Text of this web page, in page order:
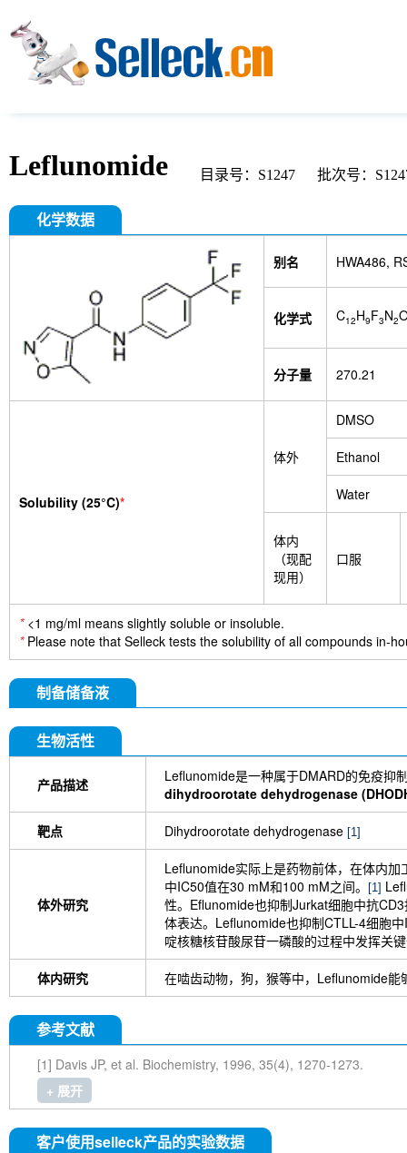
Leflunomide 目录号：S1247 批次号：
化学数据
别名 HWA486,
化学式 C12H9F3N2
分子量 270.21
Solubility (25°C)*
体外
DMSO
Ethanol
Water
体内
（现配
现用）
口服
*<1 mg/ml means slightly soluble or insoluble.
*Please note that Selleck tests the solubility of all compounds in-
制备储备液
生物活性
产品描述
Leflunomide是一种属于DMARD的免疫抑
dihydroorotate dehydrogenase
靶点 Dihydroorotate dehydrogenase [1]
体外研究
Leflunomide实际上是药物前体，在体内
中IC50值在30 mM和100 mM之间。
[1]
性。Eflunomide也抑制Jurkat细胞中抗
体表达。Leflunomide也抑制CTLL-4细胞
啶核糖核苷酸尿苷一磷酸的过程中发挥关
体内研究 在啮齿动物，狗，猴等中，Leflunomide
参考文献
[1] Davis JP, et al. Biochemistry, 1996, 35(4), 1270-1273.
+ 展开
客户使用selleck产品的实验数据